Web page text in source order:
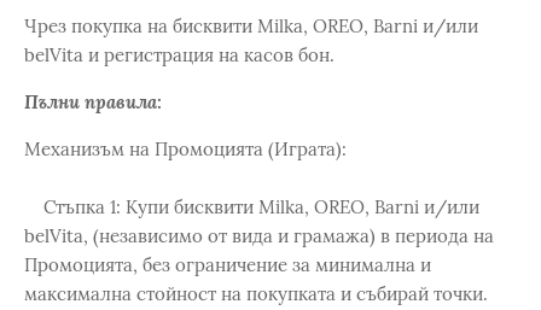
Чрез покупка на бисквити Milka, OREO, Barni и/или
belVita и регистрация на касов бон.
Пълни правила:
Механизъм на Промоцията (Играта):
Стъпка 1: Купи бисквити Milka, OREO, Barni и/или
belVita, (независимо от вида и грамажа) в периода на
Промоцията, без ограничение за минимална и
максимална стойност на покупката и събирай точки.